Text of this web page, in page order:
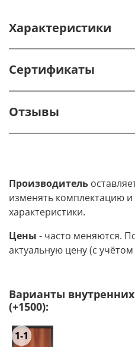
Характеристики
Сертификаты
Отзывы
Производитель
изменять комплектацию
характеристики.
Цены - часто меняются.
актуальную цену (с
Варианты
(+1500):
1-1